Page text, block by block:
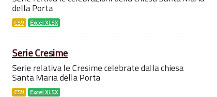
della Porta
CSV Excel XLSX
Serie Cresime
Serie relativa le Cresime celebrate dalla chiesa
Santa Maria della Porta
CSV Excel XLSX